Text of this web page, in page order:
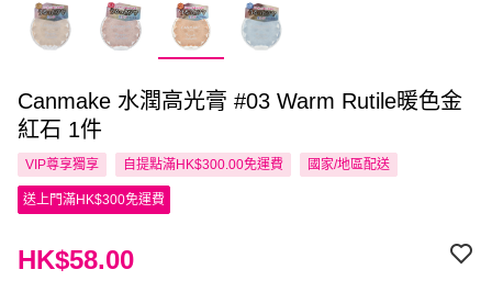
Canmake 水潤高光膏 #03 Warm Rutile暖色金
紅石 1件
VIP尊享獨享 自提點滿HK$300.00免運費 國家/地區配送
送上門滿HK$300免運費
HK$58.00